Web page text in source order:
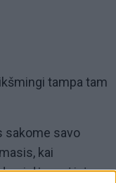
tampa tam
sakome savo
kai
dėmesį ir į